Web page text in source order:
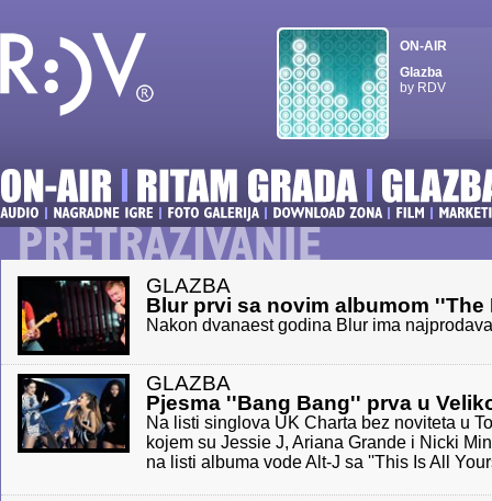
ON-AIR
Glazba
by RDV
GLAZBA
Blur prvi sa novim albumom ''The
Nakon dvanaest godina Blur ima
GLAZBA
Pjesma ''Bang Bang'' prva u
Na listi singlova UK Charta bez noviteta u
kojem su Jessie J, Ariana Grande i Nicki
na listi albuma vode Alt-J sa ''This Is All